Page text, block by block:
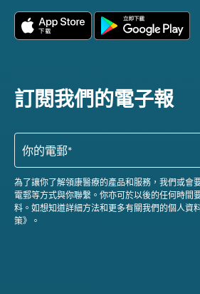
訂閱我們的電子報
為了讓你了解領康醫療的產品和服務，我們或會
電郵等方式與你聯繫。你亦可於以後的任何時間
料。如想知道詳細方法和更多有關我們的個人資
策》。